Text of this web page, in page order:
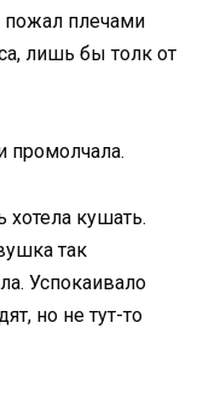
плечами
лишь бы толк от
промолчала.
кушать.
так
Успокаивало
но не тут-то